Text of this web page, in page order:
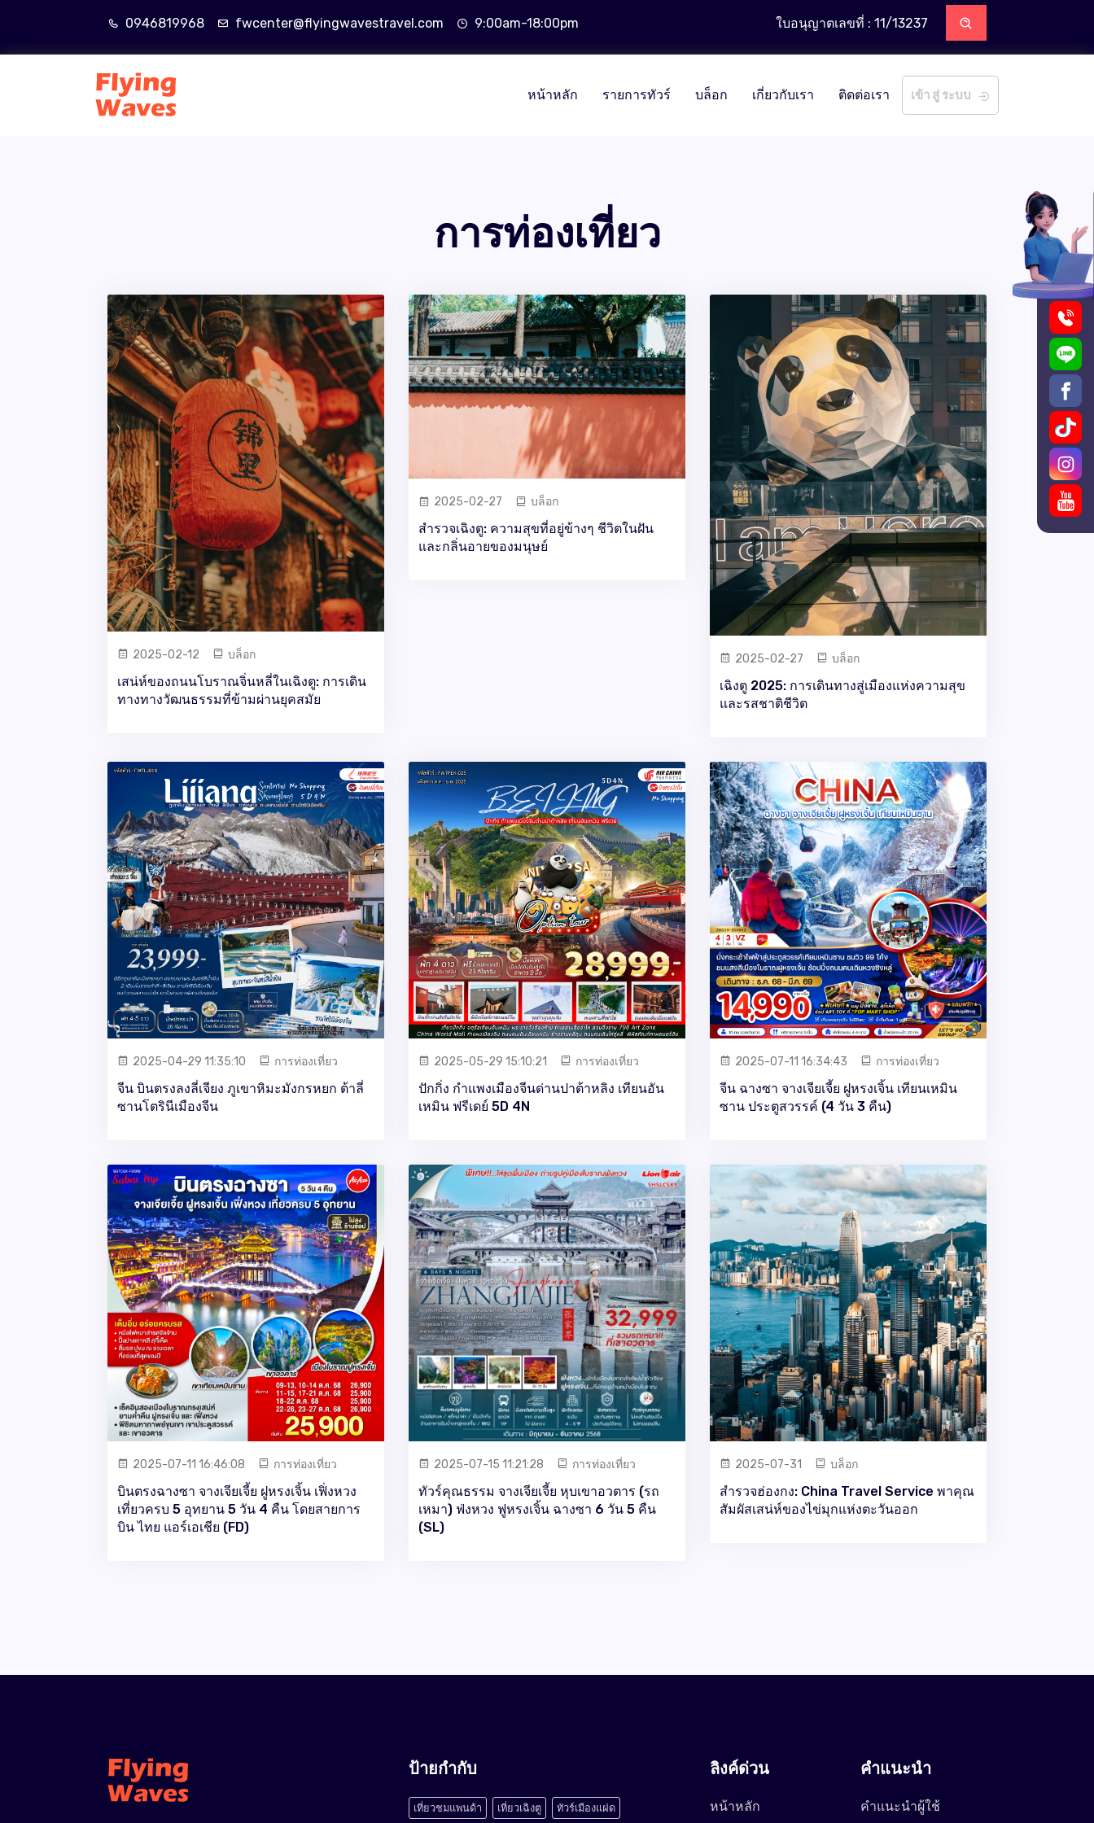
0946819968 fwcenter@flyingwavestravel.com 9:00am-18:00pm ใบอนุญาตเลขที่ : 11/13237
หน้าหลัก รายการทัวร์ บล็อก เกี่ยวกับเรา ติดต่อเรา เข้า สู่ ระบบ
การท่องเที่ยว
2025-02-12 บล็อก
เสน่ห์ของถนนโบราณจิ่นหลี่ในเฉิงตู: การเดิน
ทางทางวัฒนธรรมที่ข้ามผ่านยุคสมัย
2025-02-27 บล็อก
สำรวจเฉิงตู: ความสุขที่อยู่ข้างๆ ชีวิตในฝัน
และกลิ่นอายของมนุษย์
2025-02-27 บล็อก
เฉิงตู 2025: การเดินทางสู่เมืองแห่งความสุข
และรสชาติชีวิต
2025-04-29 11:35:10 การท่องเที่ยว
จีน บินตรงลงลี่เจียง ภูเขาหิมะมังกรหยก ต้าลี่
ซานโตรินีเมืองจีน
2025-05-29 15:10:21 การท่องเที่ยว
ปักกิ่ง กำแพงเมืองจีนด่านปาต้าหลิง เทียนอัน
เหมิน ฟรีเดย์ 5D 4N
2025-07-11 16:34:43 การท่องเที่ยว
จีน ฉางซา จางเจียเจี้ย ฝูหรงเจิ้น เทียนเหมิน
ซาน ประตูสวรรค์ (4 วัน 3 คืน)
2025-07-11 16:46:08 การท่องเที่ยว
บินตรงฉางซา จางเจียเจี้ย ฝูหรงเจิ้น เฟิ่งหวง
เที่ยวครบ 5 อุทยาน 5 วัน 4 คืน โดยสายการ
บิน ไทย แอร์เอเชีย (FD)
2025-07-15 11:21:28 การท่องเที่ยว
ทัวร์คุณธรรม จางเจียเจี้ย หุบเขาอวตาร (รถ
เหมา) ฟ่งหวง ฟูหรงเจิ้น ฉางซา 6 วัน 5 คืน
(SL)
2025-07-31 บล็อก
สำรวจฮ่องกง: China Travel Service พาคุณ
สัมผัสเสน่ห์ของไข่มุกแห่งตะวันออก
ป้ายกำกับ
เที่ยวชมแพนด้า เที่ยวเฉิงตู ทัวร์เมืองแฝด
ลิงค์ด่วน
หน้าหลัก
คำแนะนำ
คำแนะนำผู้ใช้